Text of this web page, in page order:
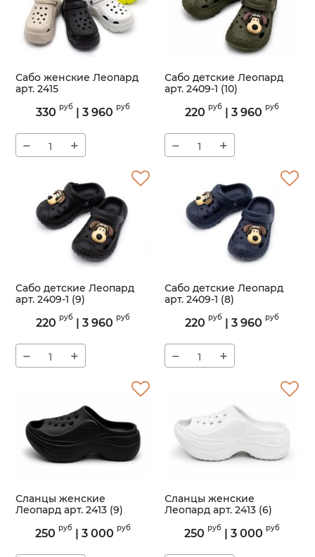
Сабо женские Леопард
арт. 2415
2415
330 руб| 3 960 руб
− +
Сабо детские Леопард
арт. 2409-1 (10)
2409-1
220 руб| 3 960 руб
− +
Сабо детские Леопард
арт. 2409-1 (9)
2409-1
220 руб| 3 960 руб
− +
Сабо детские Леопард
арт. 2409-1 (8)
2409-1
220 руб| 3 960 руб
− +
Сланцы женские
Леопард арт. 2413 (9)
2413
250 руб| 3 000 руб
Сланцы женские
Леопард арт. 2413 (6)
2413
250 руб| 3 000 руб